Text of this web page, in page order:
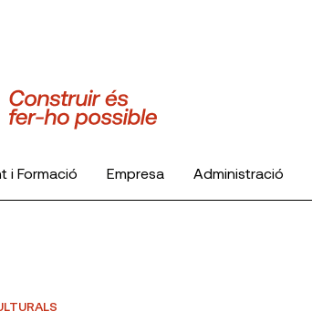
i Formació Empresa Administració